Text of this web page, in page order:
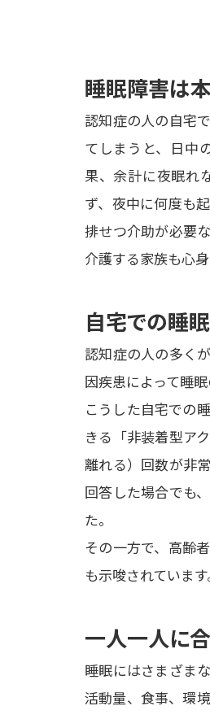
睡眠障害は
認知症の人の自宅
てしまうと、日中
果、余計に夜眠れ
ず、夜中に何度も
排せつ介助が必要
介護する家族も心
自宅での睡
認知症の人の多く
因疾患によって睡
こうした自宅での
きる「非装着型ア
離れる）回数が非
回答した場合でも
た。
その一方で、高齢
も示唆されています
一人一人に
睡眠にはさまざま
活動量、食事、環